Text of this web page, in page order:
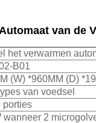
van de
het verwarmen
B01
(W) *960MM (D)
van voedsel
porties
wanneer 2